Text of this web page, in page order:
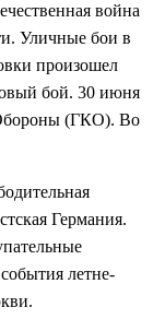
война
Уличные бои в
произошел
бой. 30 июня
(ГКО). Во
Германия.
летне-